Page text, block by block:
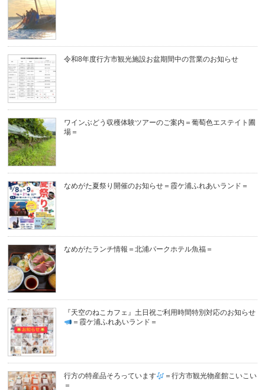
令和8年度行方市観光施設お盆期間中の営業のお知らせ
ワインぶどう収穫体験ツアーのご案内＝葡萄色エステイト圃
場＝
なめがた夏祭り開催のお知らせ＝霞ケ浦ふれあいランド＝
なめがたランチ情報＝北浦パークホテル魚福＝
『天空のねこカフェ』土日祝ご利用時間特別対応のお知らせ
＝霞ケ浦ふれあいランド＝
行方の特産品そろっています
＝行方市観光物産館こいこい
＝